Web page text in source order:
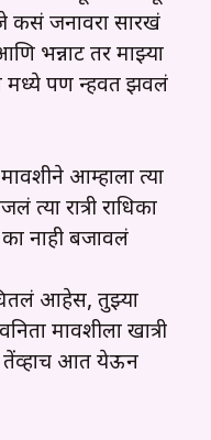
कसं जनावरा सारखं
भन्नाट तर माझ्या
मध्ये पण न्हवत झवलं
आम्हाला त्या
त्या रात्री राधिका
नाही बजावलं
आहेस, तुझ्या
मावशीला खात्री
तेंव्हाच आत येऊन